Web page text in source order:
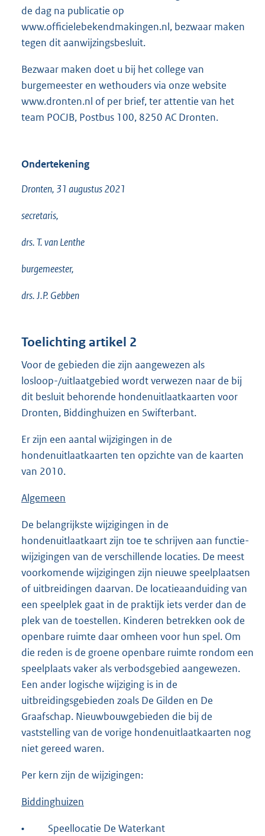
de dag na publicatie op
www.officielebekendmakingen.nl, bezwaar maken
tegen dit aanwijzingsbesluit.
Bezwaar maken doet u bij het college van
burgemeester en wethouders via onze website
www.dronten.nl of per brief, ter attentie van het
team POCJB, Postbus 100, 8250 AC Dronten.
Ondertekening
Dronten, 31 augustus 2021
secretaris,
drs. T. van Lenthe
burgemeester,
drs. J.P. Gebben
Toelichting artikel 2
Voor de gebieden die zijn aangewezen als
losloop-/uitlaatgebied wordt verwezen naar de bij
dit besluit behorende hondenuitlaatkaarten voor
Dronten, Biddinghuizen en Swifterbant.
Er zijn een aantal wijzigingen in de
hondenuitlaatkaarten ten opzichte van de kaarten
van 2010.
Algemeen
De belangrijkste wijzigingen in de
hondenuitlaatkaart zijn toe te schrijven aan functie-
wijzigingen van de verschillende locaties. De meest
voorkomende wijzigingen zijn nieuwe speelplaatsen
of uitbreidingen daarvan. De locatieaanduiding van
een speelplek gaat in de praktijk iets verder dan de
plek van de toestellen. Kinderen betrekken ook de
openbare ruimte daar omheen voor hun spel. Om
die reden is de groene openbare ruimte rondom een
speelplaats vaker als verbodsgebied aangewezen.
Een ander logische wijziging is in de
uitbreidingsgebieden zoals De Gilden en De
Graafschap. Nieuwbouwgebieden die bij de
vaststelling van de vorige hondenuitlaatkaarten nog
niet gereed waren.
Per kern zijn de wijzigingen:
Biddinghuizen
• Speellocatie De Waterkant